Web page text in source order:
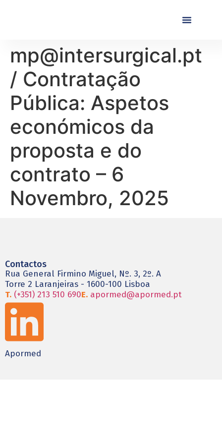
mp@intersurgical.pt
/ Contratação
Pública: Aspetos
económicos da
proposta e do
contrato – 6
Novembro, 2025
Contactos
Rua General Firmino Miguel, Nº. 3, 2º. A
Torre 2 Laranjeiras - 1600-100 Lisboa
T. (+351) 213 510 690E. apormed@apormed.pt
Apormed